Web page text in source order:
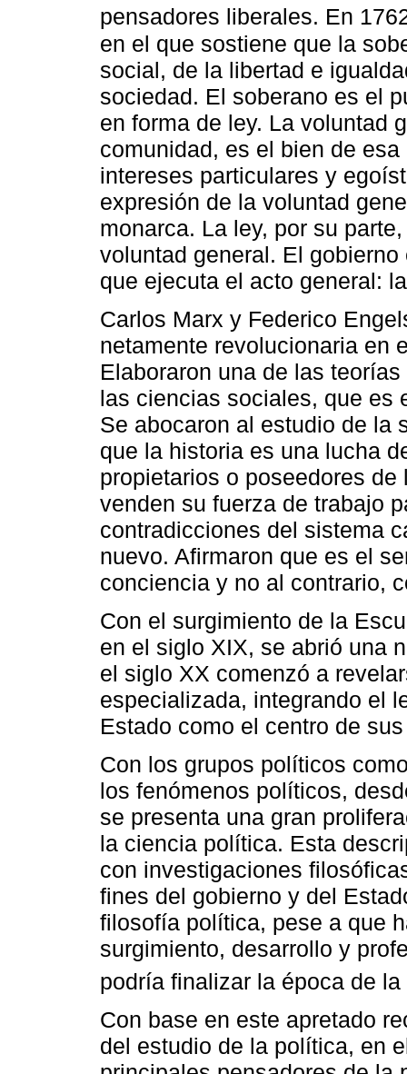
pensadores liberales. En
en el que sostiene que la
social, de la libertad e
sociedad. El soberano es el
en forma de ley. La voluntad
comunidad, es el bien de
intereses particulares y
expresión de la voluntad
monarca. La ley, por su
voluntad general. El
que ejecuta el acto general:
Carlos Marx y Federico
netamente revolucionaria en
Elaboraron una de las
las ciencias sociales, que es
Se abocaron al estudio de la
que la historia es una lucha
propietarios o poseedores
venden su fuerza de trabajo
contradicciones del sistema
nuevo. Afirmaron que es el
conciencia y no al contrario,
Con el surgimiento de la
en el siglo XIX, se abrió una
el siglo XX comenzó a
especializada, integrando el
Estado como el centro de
Con los grupos políticos
los fenómenos políticos,
se presenta una gran
la ciencia política. Esta
con investigaciones
fines del gobierno y del
filosofía política, pese a que
surgimiento, desarrollo y
podría finalizar la época de
Con base en este apretado
del estudio de la política, en